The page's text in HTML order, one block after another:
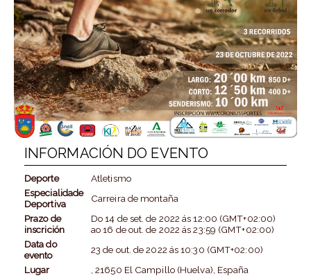
INFORMACIÓN DO EVENTO
Deporte
Atletismo
Especialidade
Deportiva
Carreira de montaña
Prazo de
inscrición
Do14 de set. de 2022ás12:00 (GMT+02:00)
ao16 de out. de 2022ás23:59 (GMT+02:00)
Data do
evento
23 de out. de 2022ás10:30 (GMT+02:00)
Lugar
, 21650 El Campillo (Huelva), España